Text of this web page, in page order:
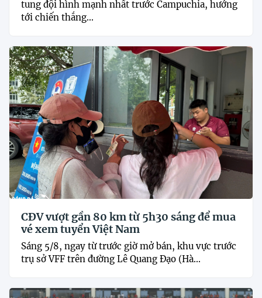
tung đội hình mạnh nhất trước Campuchia, hướng
tới chiến thắng...
CĐV vượt gần 80 km từ 5h30 sáng để mua
vé xem tuyển Việt Nam
Sáng 5/8, ngay từ trước giờ mở bán, khu vực trước
trụ sở VFF trên đường Lê Quang Đạo (Hà...